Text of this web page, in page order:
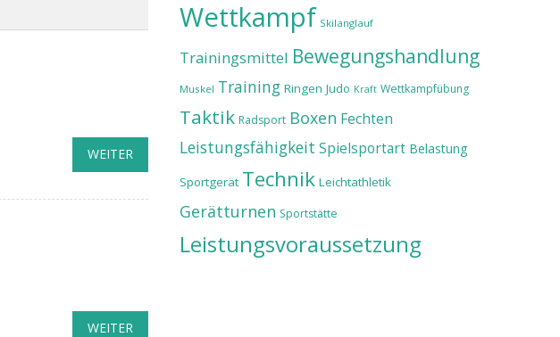
WEITER
WEITER
Wettkampf Skilanglauf
Trainingsmittel Bewegungshandlung
Muskel Training Ringen Judo Kraft Wettkampfübung
Taktik Radsport Boxen Fechten
Leistungsfähigkeit Spielsportart Belastung
Sportgerät Technik Leichtathletik
Gerätturnen Sportstätte
Leistungsvoraussetzung